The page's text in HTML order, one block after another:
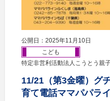
公開日：2025年11月10日
こども
特定非営利活動法人こうとう親
11/21（第3金曜）グ
育て電話ママパパラ